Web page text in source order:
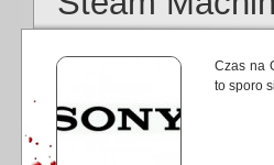
Czas na
to sporo